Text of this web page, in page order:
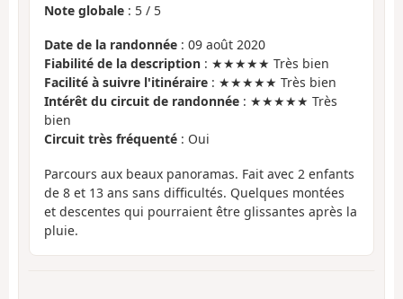
Note globale : 5 / 5
Date de la randonnée : 09 août 2020
Fiabilité de la description : ★★★★★ Très bien
Facilité à suivre l'itinéraire : ★★★★★ Très bien
Intérêt du circuit de randonnée : ★★★★★ Très
bien
Circuit très fréquenté : Oui
Parcours aux beaux panoramas. Fait avec 2 enfants
de 8 et 13 ans sans difficultés. Quelques montées
et descentes qui pourraient être glissantes après la
pluie.